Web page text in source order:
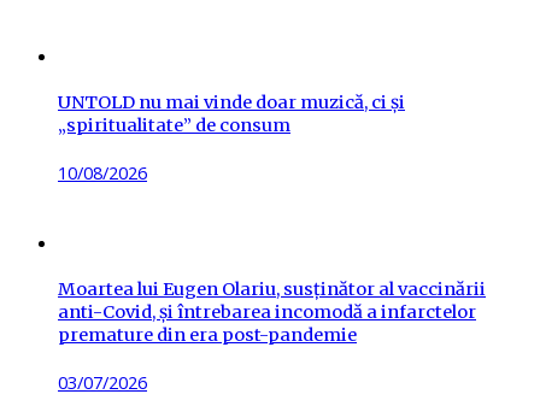
UNTOLD nu mai vinde doar muzică, ci și
„spiritualitate” de consum
Posted
10/08/2026
Moartea lui Eugen Olariu, susținător al vaccinării
anti-Covid, și întrebarea incomodă a infarctelor
premature din era post-pandemie
Posted
03/07/2026